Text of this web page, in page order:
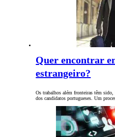
Quer encontrar
estrangeiro?
Os trabalhos além fronteiras têm
dos candidatos portugueses. Um